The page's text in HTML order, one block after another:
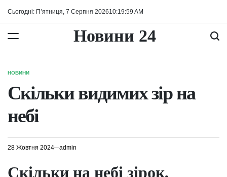
Сьогодні: П’ятниця, 7 Серпня 202610:20:00 AM
Новини 24
ОПУБЛІКУВАТИ
НОВИНИ
Скільки видимих зір на
небі
28 Жовтня 2024 admin
Скільки на небі зірок,